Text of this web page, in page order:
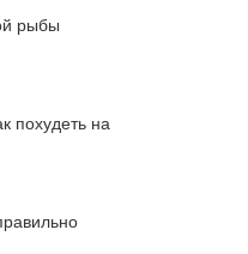
рыбы
похудеть на